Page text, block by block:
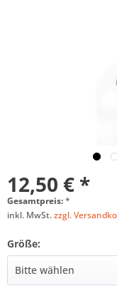
12,50 € *
Gesamtpreis:*
inkl. MwSt.zzgl.
Größe: